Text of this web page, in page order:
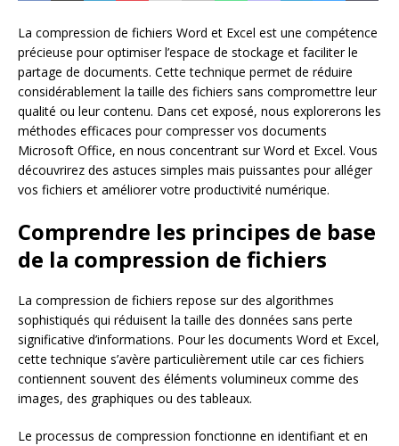
La compression de fichiers Word et Excel est une compétence
précieuse pour optimiser l’espace de stockage et faciliter le
partage de documents. Cette technique permet de réduire
considérablement la taille des fichiers sans compromettre leur
qualité ou leur contenu. Dans cet exposé, nous explorerons les
méthodes efficaces pour compresser vos documents
Microsoft Office, en nous concentrant sur Word et Excel. Vous
découvrirez des astuces simples mais puissantes pour alléger
vos fichiers et améliorer votre productivité numérique.
Comprendre les principes de base
de la compression de fichiers
La compression de fichiers repose sur des algorithmes
sophistiqués qui réduisent la taille des données sans perte
significative d’informations. Pour les documents Word et Excel,
cette technique s’avère particulièrement utile car ces fichiers
contiennent souvent des éléments volumineux comme des
images, des graphiques ou des tableaux.
Le processus de compression fonctionne en identifiant et en